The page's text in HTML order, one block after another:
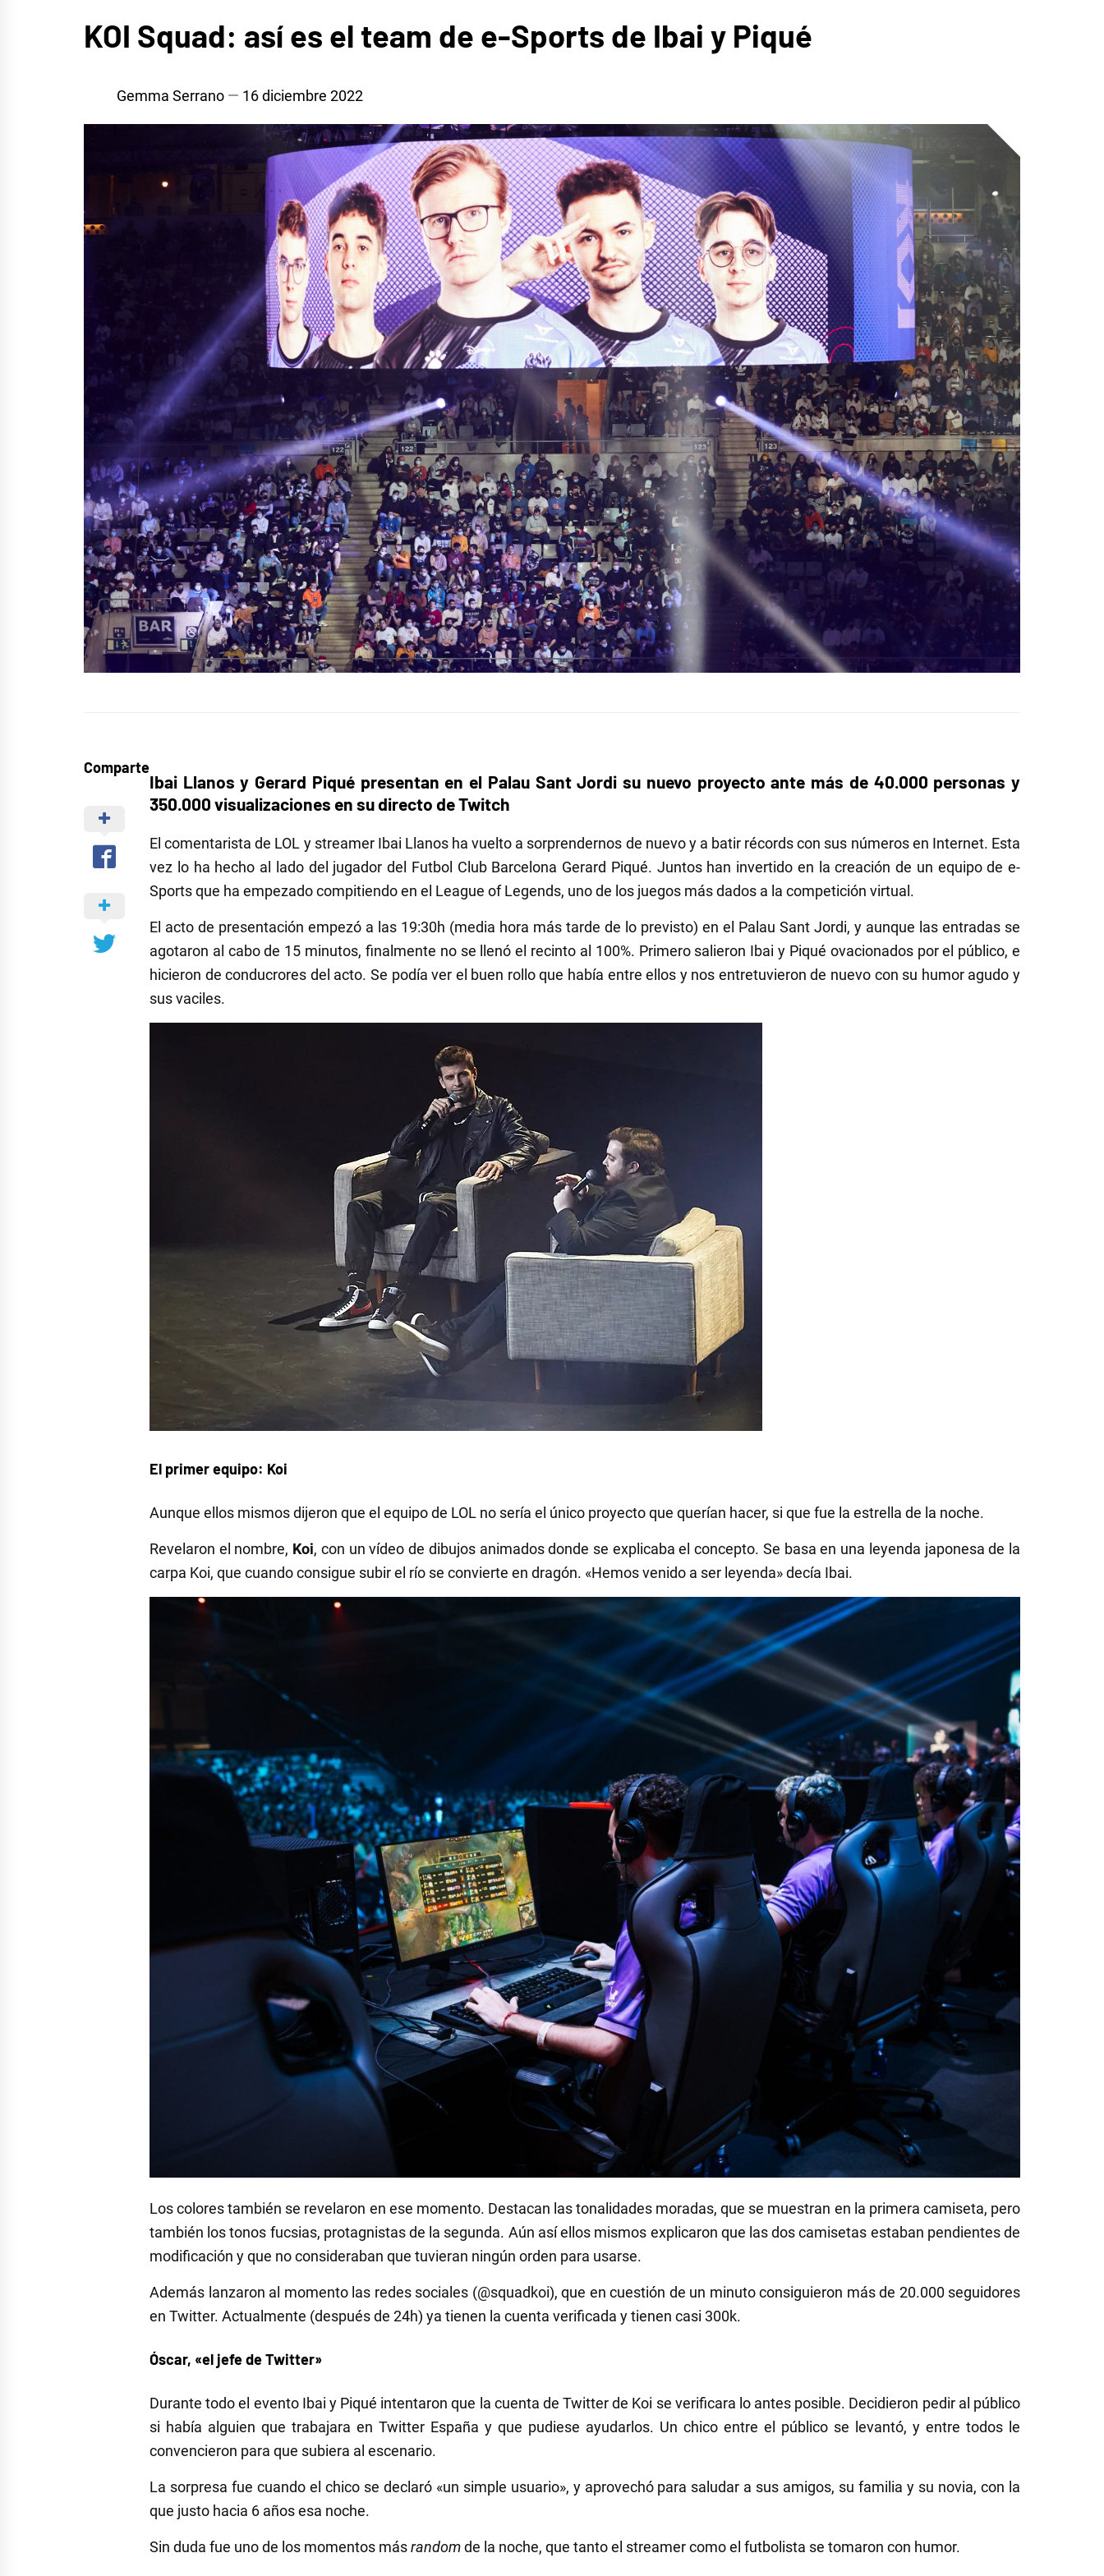
STYLE
KOI Squad: así es el team de e-Sports de Ibai y Piqué
Gemma Serrano 16 diciembre 2022
Comparte
Ibai Llanos y Gerard Piqué presentan en el Palau Sant Jordi su nuevo proyecto ante más de 40.000 personas y
350.000 visualizaciones en su directo de Twitch
El comentarista de LOL y streamer Ibai Llanos ha vuelto a sorprendernos de nuevo y a batir récords con sus números en Internet. Esta
vez lo ha hecho al lado del jugador del Futbol Club Barcelona Gerard Piqué. Juntos han invertido en la creación de un equipo de e-
Sports que ha empezado compitiendo en el League of Legends, uno de los juegos más dados a la competición virtual.
El acto de presentación empezó a las 19:30h (media hora más tarde de lo previsto) en el Palau Sant Jordi, y aunque las entradas se
agotaron al cabo de 15 minutos, finalmente no se llenó el recinto al 100%. Primero salieron Ibai y Piqué ovacionados por el público, e
hicieron de conducrores del acto. Se podía ver el buen rollo que había entre ellos y nos entretuvieron de nuevo con su humor agudo y
sus vaciles.
El primer equipo: Koi
Aunque ellos mismos dijeron que el equipo de LOL no sería el único proyecto que querían hacer, si que fue la estrella de la noche.
Revelaron el nombre, Koi, con un vídeo de dibujos animados donde se explicaba el concepto. Se basa en una leyenda japonesa de la
carpa Koi, que cuando consigue subir el río se convierte en dragón. «Hemos venido a ser leyenda» decía Ibai.
Los colores también se revelaron en ese momento. Destacan las tonalidades moradas, que se muestran en la primera camiseta, pero
también los tonos fucsias, protagnistas de la segunda. Aún así ellos mismos explicaron que las dos camisetas estaban pendientes de
modificación y que no consideraban que tuvieran ningún orden para usarse.
Además lanzaron al momento las redes sociales (@squadkoi), que en cuestión de un minuto consiguieron más de 20.000 seguidores
en Twitter. Actualmente (después de 24h) ya tienen la cuenta verificada y tienen casi 300k.
Óscar, «el jefe de Twitter»
Durante todo el evento Ibai y Piqué intentaron que la cuenta de Twitter de Koi se verificara lo antes posible. Decidieron pedir al público
si había alguien que trabajara en Twitter España y que pudiese ayudarlos. Un chico entre el público se levantó, y entre todos le
convencieron para que subiera al escenario.
La sorpresa fue cuando el chico se declaró «un simple usuario», y aprovechó para saludar a sus amigos, su familia y su novia, con la
que justo hacia 6 años esa noche.
Sin duda fue uno de los momentos másrandomde la noche, que tanto el streamer como el futbolista se tomaron con humor.